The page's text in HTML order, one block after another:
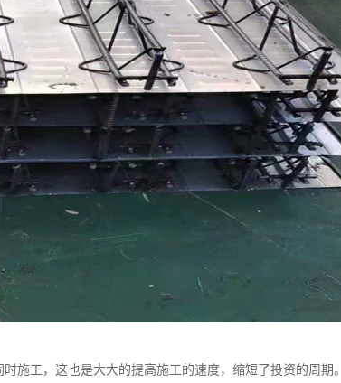
施工，这也是大大的提高施工的速度，缩短了投资的周期。